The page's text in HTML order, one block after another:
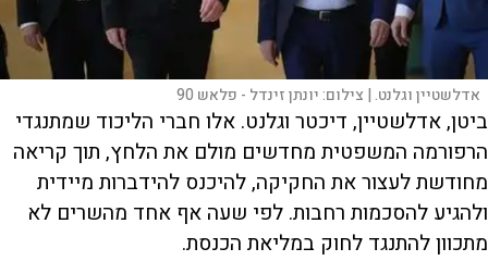
אדלשטיין וגלנט. | צילום:יונתן זינדל - פלאש 90
ביטן, אדלשטיין, דיכטר וגלנט. אלו חברי הליכוד שמתנגדי
הרפורמה המשפטית מחדשים מולם את הלחץ, תוך קריאה
מחודשת לעצור את החקיקה, להיכנס להידברות מיידית
ולהגיע להסכמות רחבות. לפי שעה אף אחד מהשרים לא
מתכוון להתנגד לחוק במליאת הכנסת.